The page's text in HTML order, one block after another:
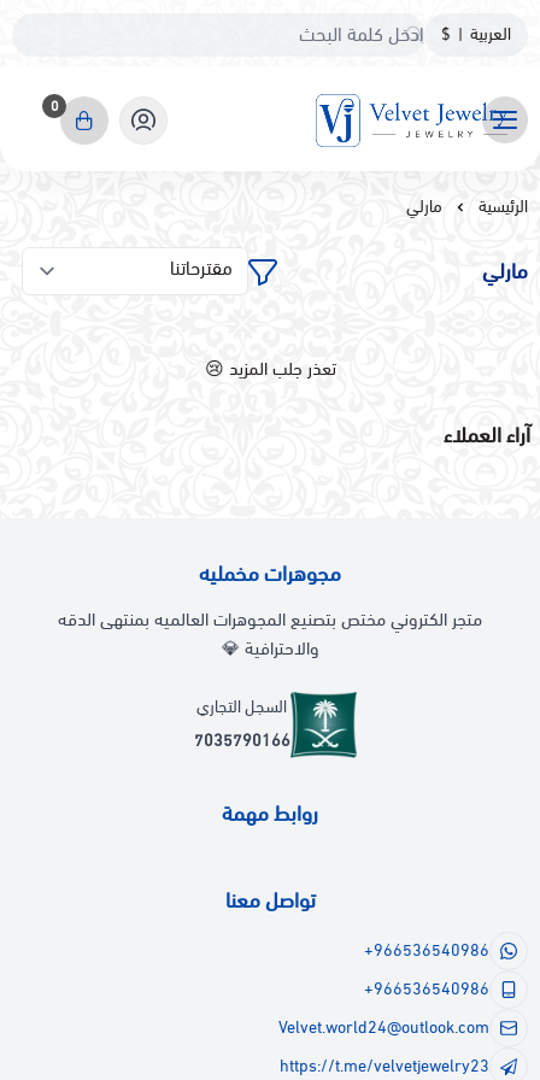
العربية |
$
مجوهرات مخمليه
0
الرئيسية مارلي
مارلي
تعذر جلب المزيد 😢
آراء العملاء
مجوهرات مخمليه
متجر الكتروني مختص بتصنيع المجوهرات العالميه بمنتهى الدقه
والاحترافية 💎
السجل التجاري
7035790166
روابط مهمة
تواصل معنا
+966536540986
+966536540986
Velvet.world24@outlook.com
https://t.me/velvetjewelry23